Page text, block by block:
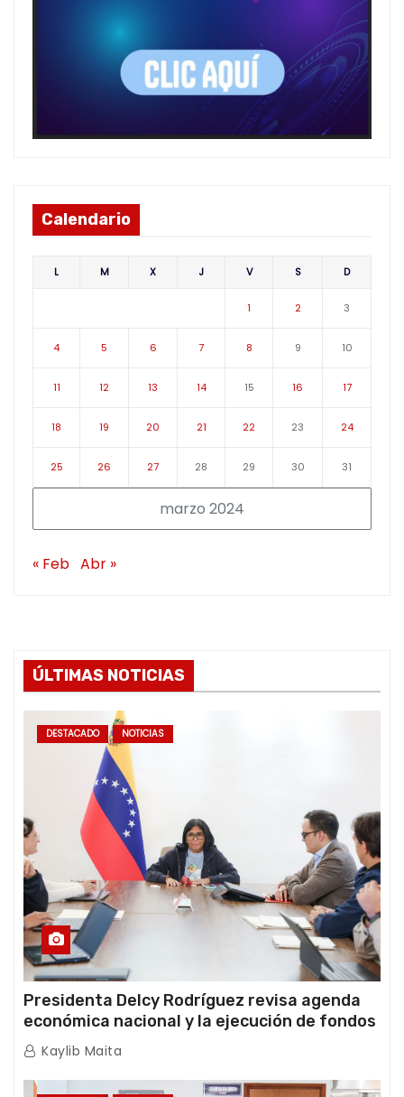
Calendario
marzo 2024
L M X J V S D
1 2 3
4 5 6 7 8 9 10
11 12 13 14 15 16 17
18 19 20 21 22 23 24
25 26 27 28 29 30 31
« Feb Abr »
ÚLTIMAS NOTICIAS
DESTACADO NOTICIAS
Presidenta Delcy Rodríguez revisa agenda
económica nacional y la ejecución de fondos
de emergencia post-sismos
Kaylib Maita